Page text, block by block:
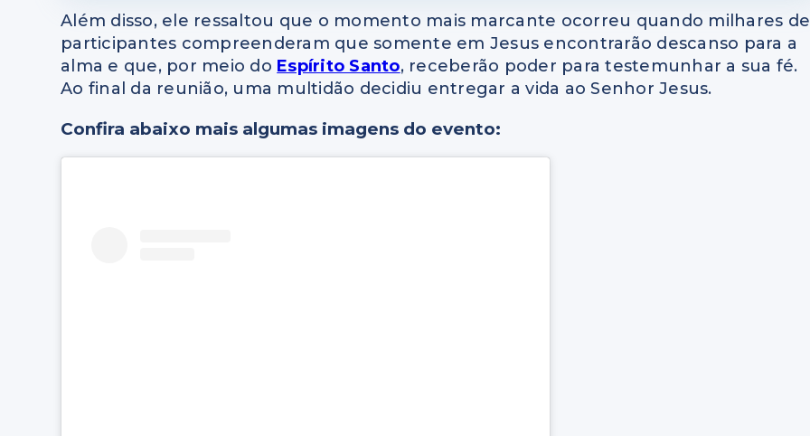
Além disso, ele ressaltou que o momento mais marcante ocorreu quando milhares de
participantes compreenderam que somente em Jesus encontrarão descanso para a
alma e que, por meio do Espírito Santo, receberão poder para testemunhar a sua fé.
Ao final da reunião, uma multidão decidiu entregar a vida ao Senhor Jesus.
Confira abaixo mais algumas imagens do evento: